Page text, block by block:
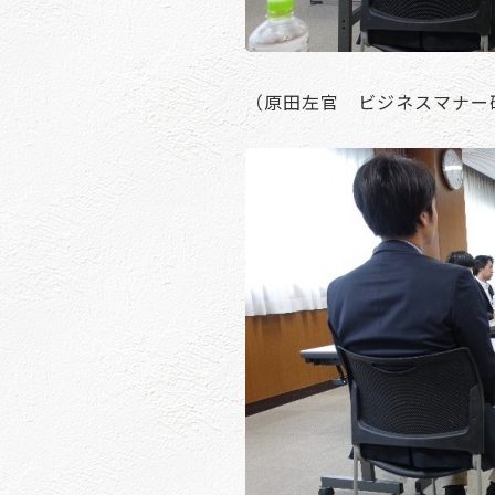
（原田左官 ビジネスマナー